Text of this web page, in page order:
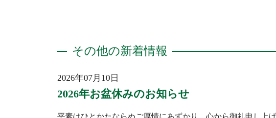
その他の新着情報
2026年07月10日
2026年お盆休みのお知らせ
平素はひとかたならぬご厚情にあずかり、心から御礼申し上